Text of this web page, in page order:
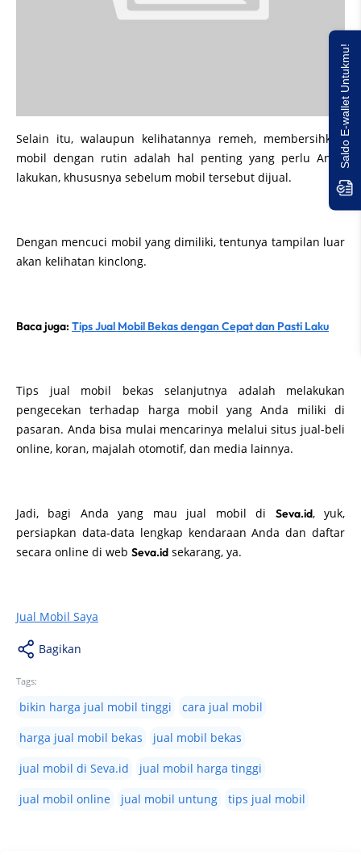
Selain itu, walaupun kelihatannya remeh, membersihkan
mobil dengan rutin adalah hal penting yang perlu Anda
lakukan, khususnya sebelum mobil tersebut dijual.
Dengan mencuci mobil yang dimiliki, tentunya tampilan luar
akan kelihatan kinclong.
Baca juga: Tips Jual Mobil Bekas dengan Cepat dan Pasti Laku
Tips jual mobil bekas selanjutnya adalah melakukan
pengecekan terhadap harga mobil yang Anda miliki di
pasaran. Anda bisa mulai mencarinya melalui situs jual-beli
online, koran, majalah otomotif, dan media lainnya.
Jadi, bagi Anda yang mau jual mobil di Seva.id, yuk,
persiapkan data-data lengkap kendaraan Anda dan daftar
secara online di web Seva.id sekarang, ya.
Jual Mobil Saya
Bagikan
Tags:
bikin harga jual mobil tinggi
cara jual mobil
harga jual mobil bekas
jual mobil bekas
jual mobil di Seva.id
jual mobil harga tinggi
jual mobil online
jual mobil untung tips jual mobil
Saldo E-wallet Untukmu!